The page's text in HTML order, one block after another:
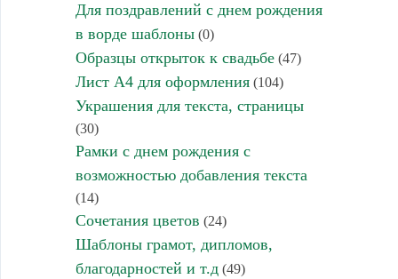
Для поздравлений с днем рождения
в ворде шаблоны(0)
Образцы открыток к свадьбе(47)
Лист А4 для оформления(104)
Украшения для текста, страницы
(30)
Рамки с днем рождения с
возможностью добавления текста
(14)
Сочетания цветов (24)
Шаблоны грамот, дипломов,
благодарностей и т.д(49)